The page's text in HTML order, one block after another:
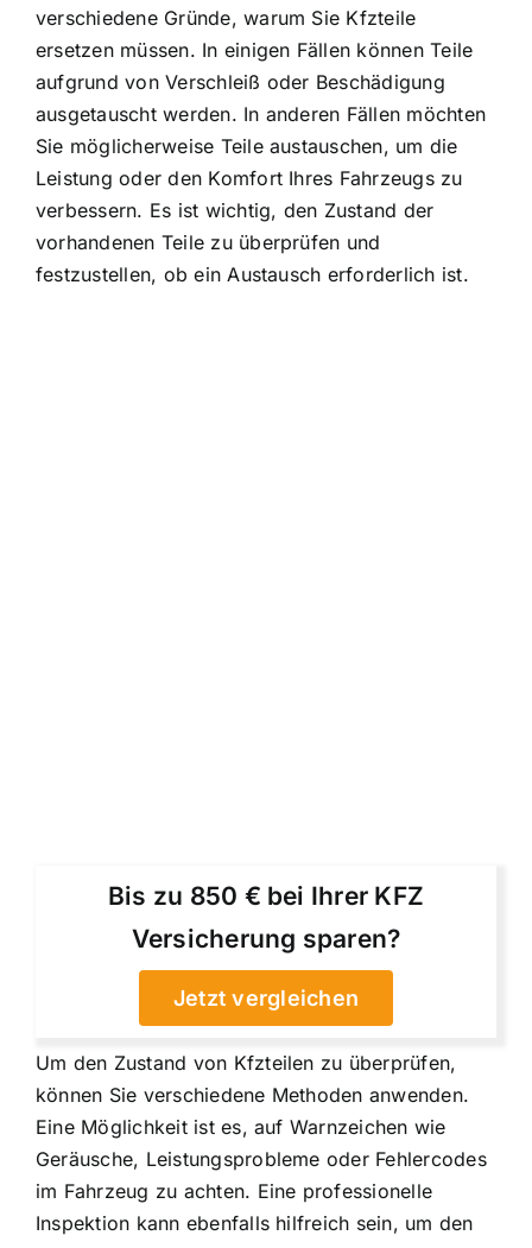
verschiedene Gründe, warum Sie Kfzteile
ersetzen müssen. In einigen Fällen können Teile
aufgrund von Verschleiß oder Beschädigung
ausgetauscht werden. In anderen Fällen möchten
Sie möglicherweise Teile austauschen, um die
Leistung oder den Komfort Ihres Fahrzeugs zu
verbessern. Es ist wichtig, den Zustand der
vorhandenen Teile zu überprüfen und
festzustellen, ob ein Austausch erforderlich ist.
Bis zu 850 € bei Ihrer KFZ
Versicherung sparen?
Jetzt vergleichen
Um den Zustand von Kfzteilen zu überprüfen,
können Sie verschiedene Methoden anwenden.
Eine Möglichkeit ist es, auf Warnzeichen wie
Geräusche, Leistungsprobleme oder Fehlercodes
im Fahrzeug zu achten. Eine professionelle
Inspektion kann ebenfalls hilfreich sein, um den